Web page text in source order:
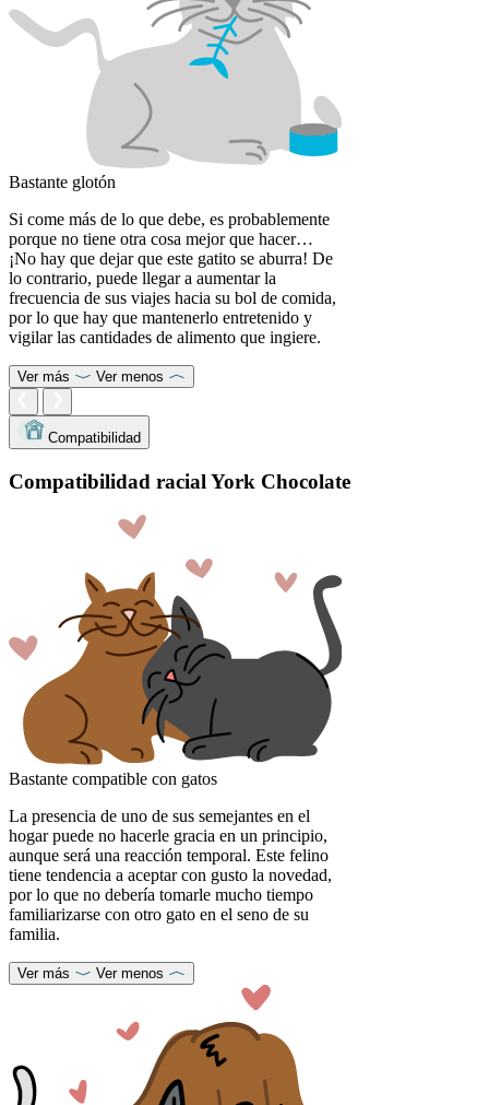
Bastante glotón
Si come más de lo que debe, es probablemente
porque no tiene otra cosa mejor que hacer…
¡No hay que dejar que este gatito se aburra! De
lo contrario, puede llegar a aumentar la
frecuencia de sus viajes hacia su bol de comida,
por lo que hay que mantenerlo entretenido y
vigilar las cantidades de alimento que ingiere.
Ver más Ver menos
Compatibilidad
Compatibilidad racial York Chocolate
Bastante compatible con gatos
La presencia de uno de sus semejantes en el
hogar puede no hacerle gracia en un principio,
aunque será una reacción temporal. Este felino
tiene tendencia a aceptar con gusto la novedad,
por lo que no debería tomarle mucho tiempo
familiarizarse con otro gato en el seno de su
familia.
Ver más Ver menos